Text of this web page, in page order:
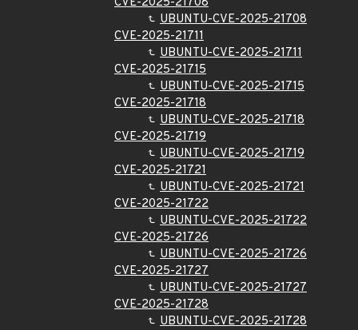
UBUNTU-CVE-2025-21708
CVE-2025-21711
UBUNTU-CVE-2025-21711
CVE-2025-21715
UBUNTU-CVE-2025-21715
CVE-2025-21718
UBUNTU-CVE-2025-21718
CVE-2025-21719
UBUNTU-CVE-2025-21719
CVE-2025-21721
UBUNTU-CVE-2025-21721
CVE-2025-21722
UBUNTU-CVE-2025-21722
CVE-2025-21726
UBUNTU-CVE-2025-21726
CVE-2025-21727
UBUNTU-CVE-2025-21727
CVE-2025-21728
UBUNTU-CVE-2025-21728